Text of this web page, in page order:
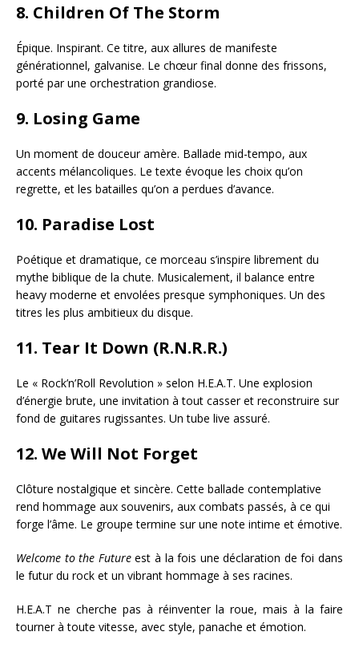
8. Children Of The Storm
Épique. Inspirant. Ce titre, aux allures de manifeste
générationnel, galvanise. Le chœur final donne des frissons,
porté par une orchestration grandiose.
9. Losing Game
Un moment de douceur amère. Ballade mid-tempo, aux
accents mélancoliques. Le texte évoque les choix qu’on
regrette, et les batailles qu’on a perdues d’avance.
10. Paradise Lost
Poétique et dramatique, ce morceau s’inspire librement du
mythe biblique de la chute. Musicalement, il balance entre
heavy moderne et envolées presque symphoniques. Un des
titres les plus ambitieux du disque.
11. Tear It Down (R.N.R.R.)
Le « Rock’n’Roll Revolution » selon H.E.A.T. Une explosion
d’énergie brute, une invitation à tout casser et reconstruire sur
fond de guitares rugissantes. Un tube live assuré.
12. We Will Not Forget
Clôture nostalgique et sincère. Cette ballade contemplative
rend hommage aux souvenirs, aux combats passés, à ce qui
forge l’âme. Le groupe termine sur une note intime et émotive.
Welcome to the Futureest à la fois une déclaration de foi dans
le futur du rock et un vibrant hommage à ses racines.
H.E.A.T ne cherche pas à réinventer la roue, mais à la faire
tourner à toute vitesse, avec style, panache et émotion.